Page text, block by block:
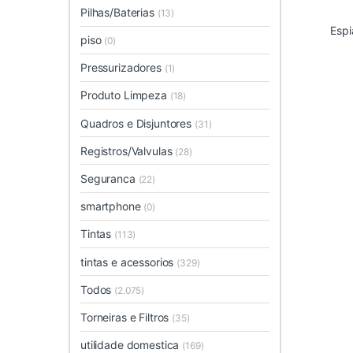
Pilhas/Baterias (13)
piso (0)
Pressurizadores (1)
Produto Limpeza (18)
Quadros e Disjuntores (31)
Registros/Valvulas (28)
Seguranca (22)
smartphone (0)
Tintas (113)
tintas e acessorios (329)
Todos (2.075)
Torneiras e Filtros (35)
utilidade domestica (169)